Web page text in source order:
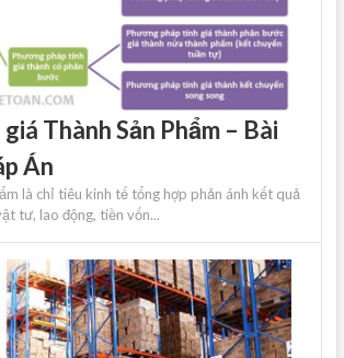
Thành Sản Phẩm – Bài
Án
là chỉ tiêu kinh tế tổng hợp phản ánh kết quả
tư, lao động, tiền vốn...